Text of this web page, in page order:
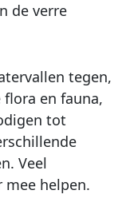
de verre
tegen,
en fauna,
tot
Veel
helpen.